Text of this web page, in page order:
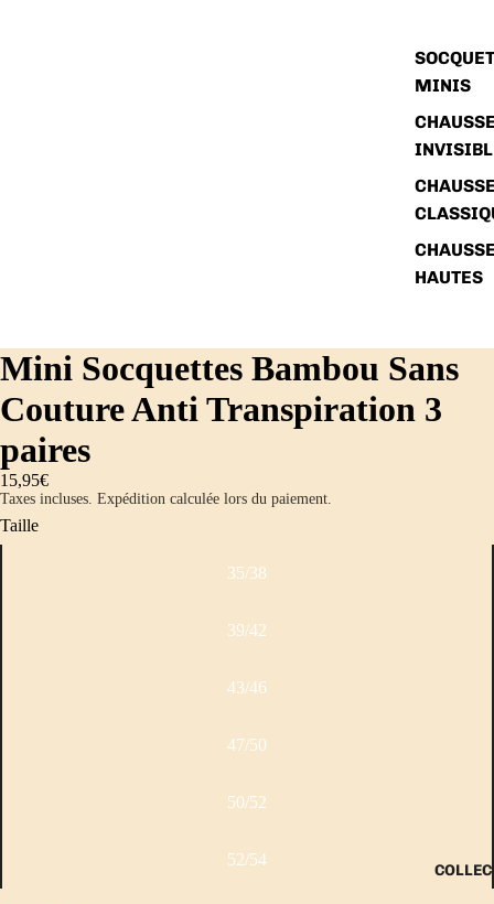
MINIS
HAUTES
Mini Socquettes Bambou Sans
Couture Anti Transpiration 3
paires
15,95€
Taxes incluses. Expédition calculée lors du paiement.
Taille
35/38
39/42
43/46
47/50
50/52
52/54